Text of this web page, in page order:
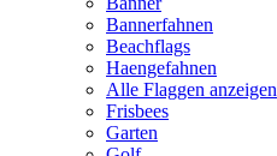
Bannerfahnen
Beachflags
Haengefahnen
Alle Flaggen anzeigen
Frisbees
Garten